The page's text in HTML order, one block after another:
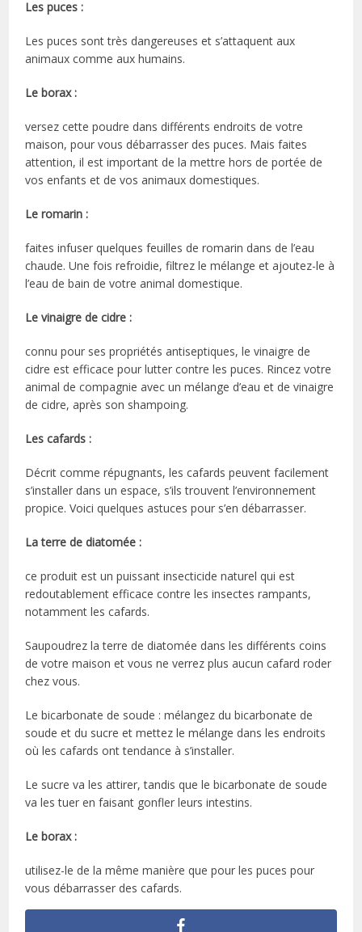
Les puces :
Les puces sont très dangereuses et s’attaquent aux
animaux comme aux humains.
Le borax :
versez cette poudre dans différents endroits de votre
maison, pour vous débarrasser des puces. Mais faites
attention, il est important de la mettre hors de portée de
vos enfants et de vos animaux domestiques.
Le romarin :
faites infuser quelques feuilles de romarin dans de l’eau
chaude. Une fois refroidie, filtrez le mélange et ajoutez-le à
l’eau de bain de votre animal domestique.
Le vinaigre de cidre :
connu pour ses propriétés antiseptiques, le vinaigre de
cidre est efficace pour lutter contre les puces. Rincez votre
animal de compagnie avec un mélange d’eau et de vinaigre
de cidre, après son shampoing.
Les cafards :
Décrit comme répugnants, les cafards peuvent facilement
s’installer dans un espace, s’ils trouvent l’environnement
propice. Voici quelques astuces pour s’en débarrasser.
La terre de diatomée :
ce produit est un puissant insecticide naturel qui est
redoutablement efficace contre les insectes rampants,
notamment les cafards.
Saupoudrez la terre de diatomée dans les différents coins
de votre maison et vous ne verrez plus aucun cafard roder
chez vous.
Le bicarbonate de soude : mélangez du bicarbonate de
soude et du sucre et mettez le mélange dans les endroits
où les cafards ont tendance à s’installer.
Le sucre va les attirer, tandis que le bicarbonate de soude
va les tuer en faisant gonfler leurs intestins.
Le borax :
utilisez-le de la même manière que pour les puces pour
vous débarrasser des cafards.